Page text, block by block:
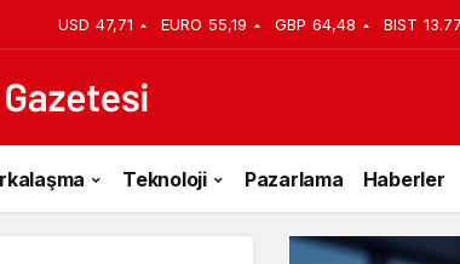
USD 47,71 EURO 55,19 GBP 64,48 BIST
Teknoloji Pazarlama Haberler